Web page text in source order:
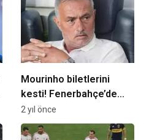
Mourinho biletlerini
kesti! Fenerbahçe’de
devre arası iki veda
birden…
2 yıl önce